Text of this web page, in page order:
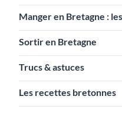
Manger en Bretagne :
Sortir en Bretagne
Trucs & astuces
Les recettes bretonnes